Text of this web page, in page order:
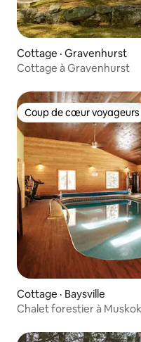
Cottage · Gravenhurst
Cottage à Gravenhurst
Coup de cœur voyageurs
Coup de cœur voyageurs
Cottage · Baysville
Chalet forestier à